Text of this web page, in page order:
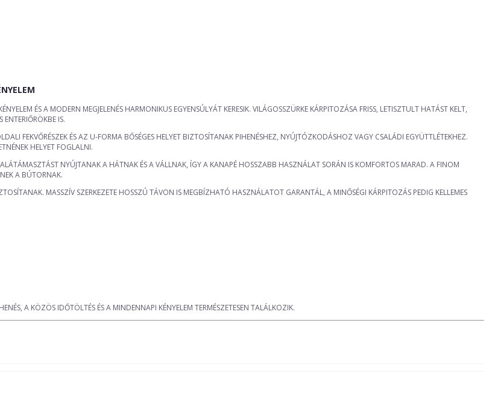
ÉS A MODERN MEGJELENÉS HARMONIKUS EGYENSÚLYÁT KERESIK. VILÁGOSSZÜRKE KÁRPITOZÁSA FRISS, LETISZTULT HATÁST KELT,
IS.
FEKVŐRÉSZEK ÉS AZ U-FORMA BŐSÉGES HELYET BIZTOSÍTANAK PIHENÉSHEZ, NYÚJTÓZKODÁSHOZ VAGY CSALÁDI EGYÜTTLÉTEKHEZ.
HELYET FOGLALNI.
NYÚJTANAK A HÁTNAK ÉS A VÁLLNAK, ÍGY A KANAPÉ HOSSZABB HASZNÁLAT SORÁN IS KOMFORTOS MARAD. A FINOM
A BÚTORNAK.
MASSZÍV SZERKEZETE HOSSZÚ TÁVON IS MEGBÍZHATÓ HASZNÁLATOT GARANTÁL, A MINŐSÉGI KÁRPITOZÁS PEDIG KELLEMES
A KÖZÖS IDŐTÖLTÉS ÉS A MINDENNAPI KÉNYELEM TERMÉSZETESEN TALÁLKOZIK.